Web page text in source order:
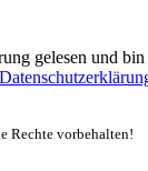
gelesen und
Rechte vorbehalten!